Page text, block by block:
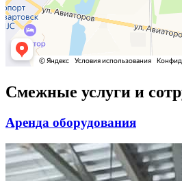
Смежные услуги и
Аренда оборудования